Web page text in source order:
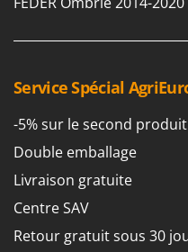
Service Spécial
-5% sur le second
Double emballage
Livraison gratuite
Centre SAV
Retour gratuit sous 30